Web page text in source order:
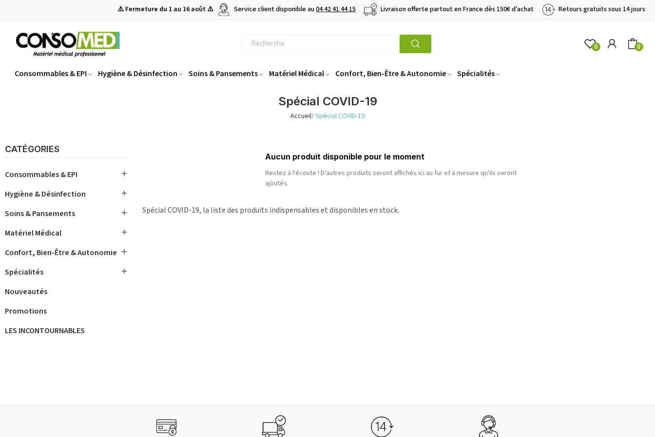
⚠️ Fermeture du 1 au 16 août ⚠️ Service client disponible au04 42 41 44 15 Livraison offerte partout en France dès 150€ d'achat Retours gratuits sous 14 jours
0 0
Consommables & EPI Hygiène & Désinfection Soins & Pansements Matériel Médical Confort, Bien-Être & Autonomie Spécialités
Spécial COVID-19
Accueil Spécial COVID-19
CATÉGORIES
Consommables & EPI 
Hygiène & Désinfection 
Soins & Pansements 
Matériel Médical 
Confort, Bien-Être & Autonomie 
Spécialités 
Nouveautés
Promotions
LES INCONTOURNABLES
Aucun produit disponible pour le moment
Restez à l'écoute ! D'autres produits seront affichés ici au fur et à mesure qu'ils seront
ajoutés.
Spécial COVID-19, la liste des produits indispensables et disponibles en stock.